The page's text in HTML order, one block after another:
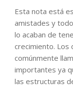
Esta nota está
amistades y
lo acaban de
crecimiento.
comúnmente
importantes ya
las estructuras